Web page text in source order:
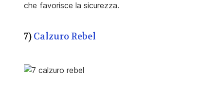
che favorisce la sicurezza.
7) Calzuro Rebel